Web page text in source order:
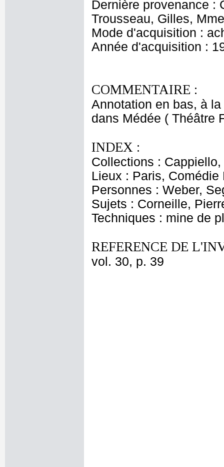
Dernière provenance :
Trousseau, Gilles,
Mode d'acquisition :
Année d'acquisition :
COMMENTAIRE :
Annotation en bas, à
dans Médée ( Théâtre
INDEX :
Collections :
Lieux : Paris, Comédie
Personnes : Weber,
Sujets : Corneille,
Techniques : mine de
REFERENCE DE
vol. 30, p. 39